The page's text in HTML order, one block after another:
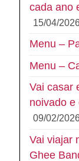
cada ano
15/04/
Menu –
Menu –
Vai casar
noivado e
09/02/
Vai viajar
Ghee